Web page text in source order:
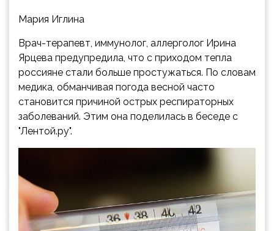
Мария Иглина
Врач-терапевт, иммунолог, аллерголог Ирина
Ярцева предупредила, что с приходом тепла
россияне стали больше простужаться. По словам
медика, обманчивая погода весной часто
становится причиной острых респираторных
заболеваний. Этим она поделилась в беседе с
"Лентой.ру".